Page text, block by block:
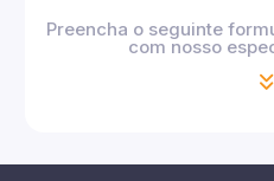
Preencha o seguinte
com nosso